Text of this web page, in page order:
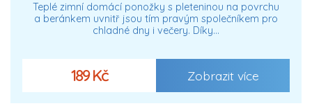
Teplé zimní domácí ponožky s pleteninou na povrchu
a beránkem uvnitř jsou tím pravým společníkem pro
chladné dny i večery. Díky…
189 Kč Zobrazit více